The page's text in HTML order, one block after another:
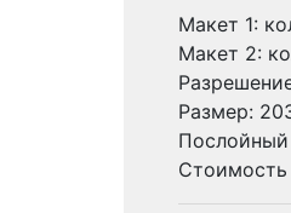
Макет 1:
Макет 2:
Размер:
Послойный
Стоимость